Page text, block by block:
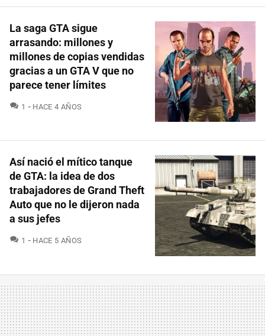
La saga GTA sigue
arrasando: millones y
millones de copias vendidas
gracias a un GTA V que no
parece tener límites
1 COMENTARIOS
HACE 4 AÑOS
Así nació el mítico tanque
de GTA: la idea de dos
trabajadores de Grand Theft
Auto que no le dijeron nada
a sus jefes
1 COMENTARIOS
HACE 5 AÑOS